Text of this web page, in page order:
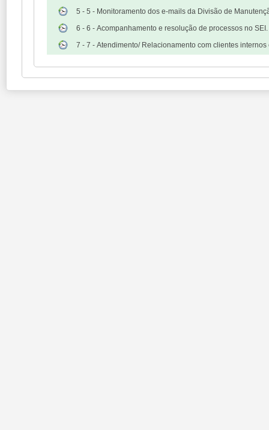
5 - 5 - Monitoramento dos e-mails da Divisão de
6 - 6 - Acompanhamento e resolução de processos no SEI.
7 - 7 - Atendimento/ Relacionamento com clientes internos